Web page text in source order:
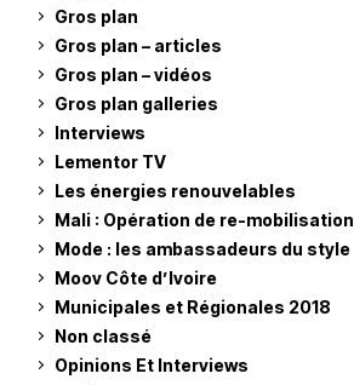
Gros plan
Gros plan – articles
Gros plan – vidéos
Gros plan galleries
Interviews
Lementor TV
Les énergies renouvelables
Mali : Opération de re-mobilisation
Mode : les ambassadeurs du style
Moov Côte d’Ivoire
Municipales et Régionales 2018
Non classé
Opinions Et Interviews